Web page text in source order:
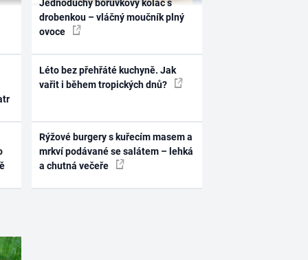
Jednoduchý borůvkový koláč s
drobenkou – vláčný moučník plný
ovoce
Léto bez přehřáté kuchyně. Jak
vařit i během tropických dnů?
Rýžové burgery s kuřecím masem a
mrkví podávané se salátem – lehká
a chutná večeře